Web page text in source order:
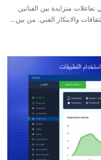
متزايدة بين الفنانين
والابتكار الفني. من بين…